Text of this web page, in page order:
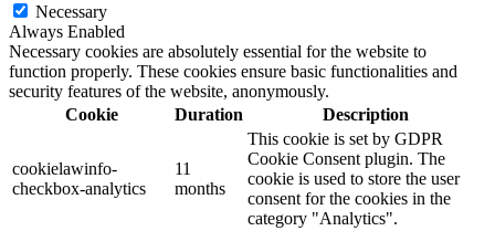
Necessary
Always Enabled
Necessary cookies are absolutely essential for the website to
function properly. These cookies ensure basic functionalities and
security features of the website, anonymously.
Cookie
Duration Description
cookielawinfo-
checkbox-analytics
11
months
This cookie is set by GDPR
Cookie Consent plugin. The
cookie is used to store the user
consent for the cookies in the
category "Analytics".